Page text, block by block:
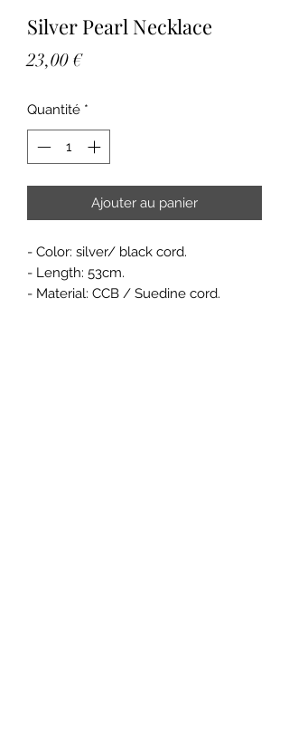
Silver Pearl Necklace
23,00 €Prix
Quantité *
Ajouter au panier
- Color: silver/ black cord.
- Length: 53cm.
- Material: CCB / Suedine cord.